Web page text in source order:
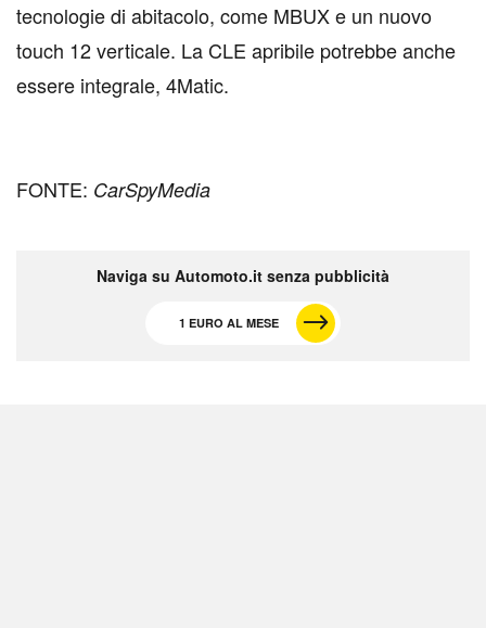
tecnologie di abitacolo, come MBUX e un nuovo
touch 12 verticale. La CLE apribile potrebbe anche
essere integrale, 4Matic.
FONTE: CarSpyMedia
Naviga su Automoto.it senza pubblicità
1 EURO AL MESE